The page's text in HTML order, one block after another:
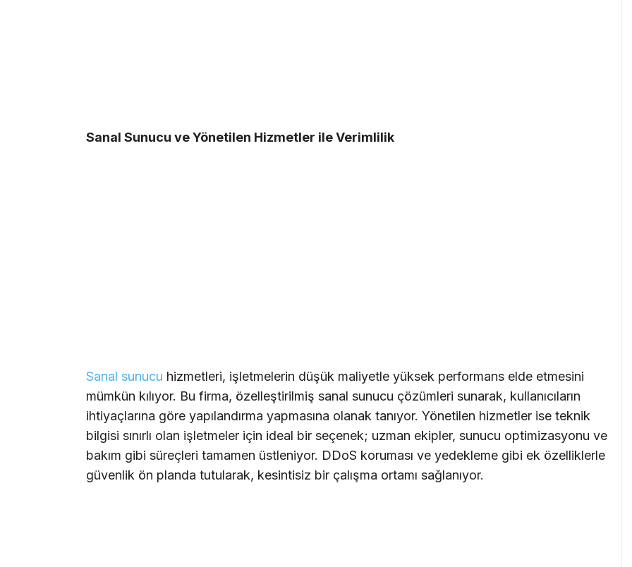
Sanal Sunucu ve Yönetilen Hizmetler ile Verimlilik
Sanal sunucu hizmetleri, işletmelerin düşük maliyetle yüksek performans elde etmesini
mümkün kılıyor. Bu firma, özelleştirilmiş sanal sunucu çözümleri sunarak, kullanıcıların
ihtiyaçlarına göre yapılandırma yapmasına olanak tanıyor. Yönetilen hizmetler ise teknik
bilgisi sınırlı olan işletmeler için ideal bir seçenek; uzman ekipler, sunucu optimizasyonu ve
bakım gibi süreçleri tamamen üstleniyor. DDoS koruması ve yedekleme gibi ek özelliklerle
güvenlik ön planda tutularak, kesintisiz bir çalışma ortamı sağlanıyor.